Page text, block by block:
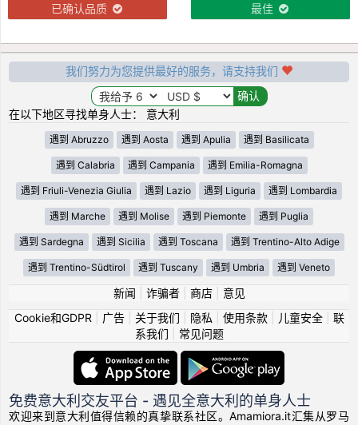
已确认品质 最佳
我们努力为您提供最好的服务，请支持我们
在以下地区寻找单身人士： 意大利
遇到 Abruzzo 遇到 Aosta 遇到 Apulia 遇到 Basilicata
遇到 Calabria 遇到 Campania 遇到 Emilia-Romagna
遇到 Friuli-Venezia Giulia 遇到 Lazio 遇到 Liguria 遇到 Lombardia
遇到 Marche 遇到 Molise 遇到 Piemonte 遇到 Puglia
遇到 Sardegna 遇到 Sicilia 遇到 Toscana 遇到 Trentino-Alto Adige
遇到 Trentino-Südtirol 遇到 Tuscany 遇到 Umbria 遇到 Veneto
新闻 诈骗者| 商店| 意见
Cookie和GDPR
广告| 关于我们 隐私 使用条款| 儿童安全| 联
系我们
常见问题
免费意大利交友平台 - 遇见全意大利的单身人士
欢迎来到意大利值得信赖的真挚联系社区。Amamiora.it汇集从罗马